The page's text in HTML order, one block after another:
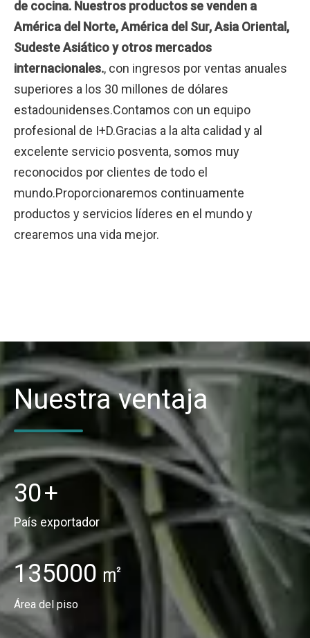
de cocina. Nuestros productos se venden a
América del Norte, América del Sur, Asia Oriental,
Sudeste Asiático y otros mercados
internacionales., con ingresos por ventas anuales
superiores a los 30 millones de dólares
estadounidenses.Contamos con un equipo
profesional de I+D.Gracias a la alta calidad y al
excelente servicio posventa, somos muy
reconocidos por clientes de todo el
mundo.Proporcionaremos continuamente
productos y servicios líderes en el mundo y
crearemos una vida mejor.
Nuestra ventaja
30+
País exportador
135000​​​​​​​ ㎡
Área del piso​​​​​​​